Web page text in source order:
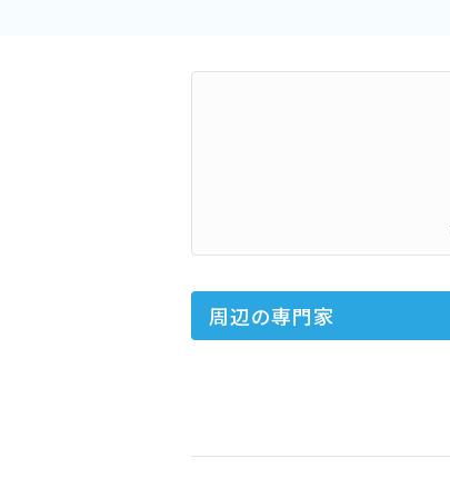
周辺の専門家